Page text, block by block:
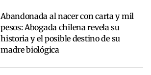
Abandonada al nacer con carta y mil
pesos: Abogada chilena revela su
historia y el posible destino de su
madre biológica